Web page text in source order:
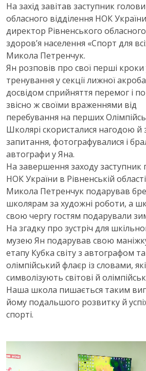
На захід завітав заступник
обласного відділення НОК
директор Рівненського
здоров’я населення «Спорт для
Микола Петренчук.
Ян розповів про свої перші кроки
тренування у секції лижної
досвідом сприйняття перемог і
звісно ж своїми враженнями від
перебування на перших
Школярі скористалися нагодою й
запитання, фотографувалися і
автографи у Яна.
На завершення заходу заступник
НОК України в Рівненській області
Микола Петренчук подарував
школярам за художні роботи, а
свою чергу гостям подарували
На згадку про зустріч для
музею Ян подарував свою
етапу Кубка світу з автографом
олімпійський флаєр із словами, які
символізують світові й
Наша школа пишається таким
йому подальшого розвитку й
спорті.